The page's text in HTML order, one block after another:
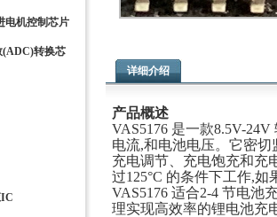
电机控制芯片
转换芯
详细介绍
产品概述
VAS5176 是一款8.5V-
电流,和电池电压。它密
充电调节、充电饱充和充
过125°C 的条件下工作,
VAS5176 适合2-4 节电池
理实现高效率的锂电池充